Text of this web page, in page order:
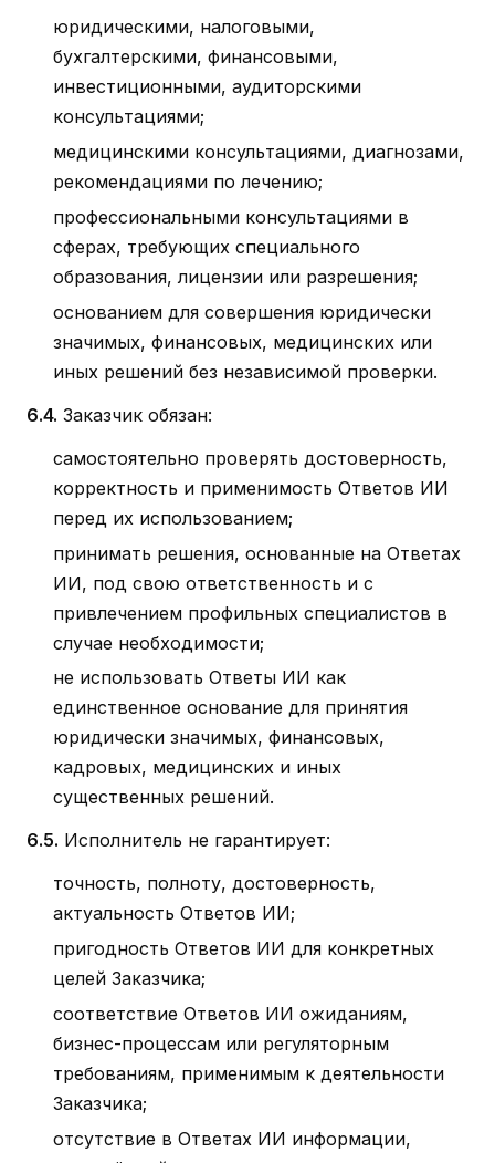
юридическими, налоговыми,
бухгалтерскими, финансовыми,
инвестиционными, аудиторскими
консультациями;
медицинскими консультациями, диагнозами,
рекомендациями по лечению;
профессиональными консультациями в
сферах, требующих специального
образования, лицензии или разрешения;
основанием для совершения юридически
значимых, финансовых, медицинских или
иных решений без независимой проверки.
6.4. Заказчик обязан:
самостоятельно проверять достоверность,
корректность и применимость Ответов ИИ
перед их использованием;
принимать решения, основанные на Ответах
ИИ, под свою ответственность и с
привлечением профильных специалистов в
случае необходимости;
не использовать Ответы ИИ как
единственное основание для принятия
юридически значимых, финансовых,
кадровых, медицинских и иных
существенных решений.
6.5. Исполнитель не гарантирует:
точность, полноту, достоверность,
актуальность Ответов ИИ;
пригодность Ответов ИИ для конкретных
целей Заказчика;
соответствие Ответов ИИ ожиданиям,
бизнес-процессам или регуляторным
требованиям, применимым к деятельности
Заказчика;
отсутствие в Ответах ИИ информации,